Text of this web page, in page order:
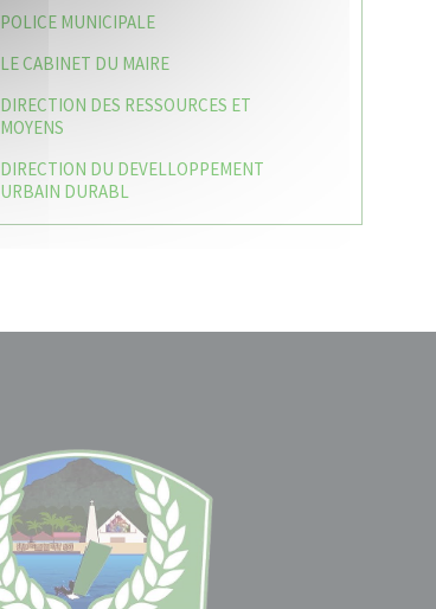
POLICE MUNICIPALE
LE CABINET DU MAIRE
DIRECTION DES RESSOURCES ET
MOYENS
DIRECTION DU DEVELLOPPEMENT
URBAIN DURABL